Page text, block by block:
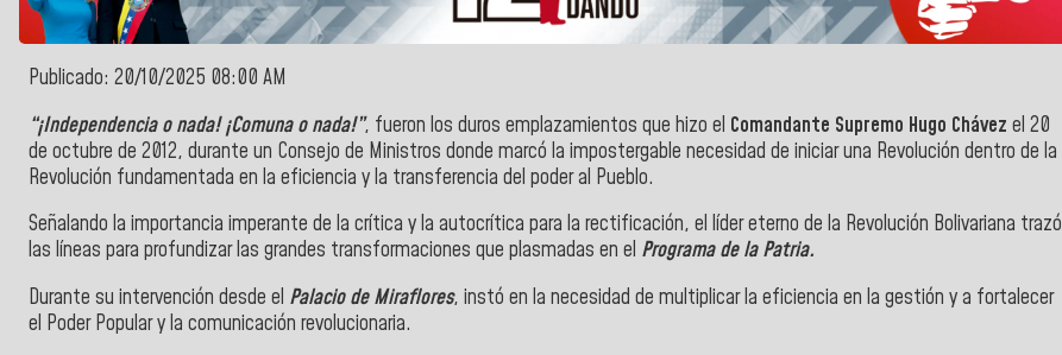
Publicado: 20/10/2025 08:00 AM
“¡Independencia o nada! ¡Comuna o nada!”, fueron los duros emplazamientos que hizo el Comandante Supremo Hugo Chávez el 20
de octubre de 2012, durante un Consejo de Ministros donde marcó la impostergable necesidad de iniciar una Revolución dentro de la
Revolución fundamentada en la eficiencia y la transferencia del poder al Pueblo.
Señalando la importancia imperante de la crítica y la autocrítica para la rectificación, el líder eterno de la Revolución Bolivariana trazó
las líneas para profundizar las grandes transformaciones que plasmadas en el Programa de la Patria.
Durante su intervención desde el Palacio de Miraflores, instó en la necesidad de multiplicar la eficiencia en la gestión y a fortalecer
el Poder Popular y la comunicación revolucionaria.